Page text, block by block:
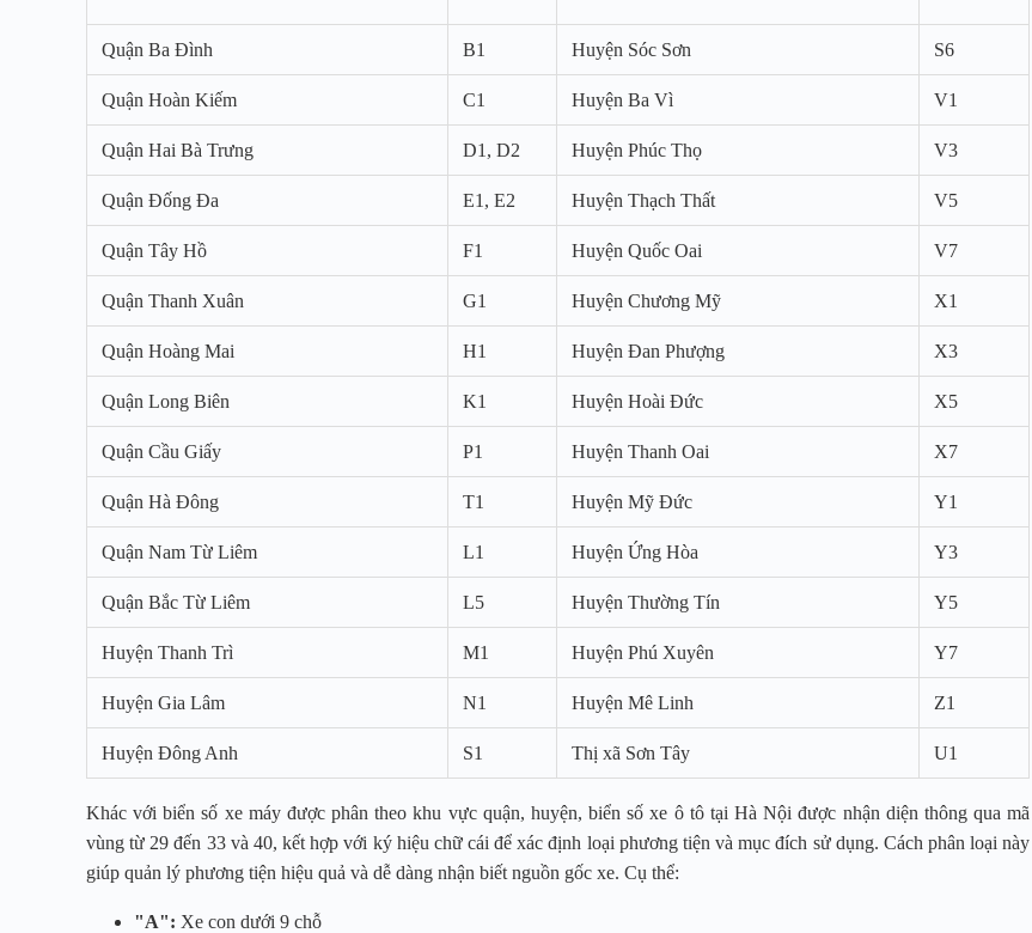
Quận Ba Đình B1 Huyện Sóc Sơn S6
Quận Hoàn Kiếm C1 Huyện Ba Vì V1
Quận Hai Bà Trưng D1, D2 Huyện Phúc Thọ V3
Quận Đống Đa E1, E2 Huyện Thạch Thất V5
Quận Tây Hồ F1 Huyện Quốc Oai V7
Quận Thanh Xuân G1 Huyện Chương Mỹ X1
Quận Hoàng Mai H1 Huyện Đan Phượng X3
Quận Long Biên K1 Huyện Hoài Đức X5
Quận Cầu Giấy P1 Huyện Thanh Oai X7
Quận Hà Đông T1 Huyện Mỹ Đức Y1
Quận Nam Từ Liêm L1 Huyện Ứng Hòa Y3
Quận Bắc Từ Liêm L5 Huyện Thường Tín Y5
Huyện Thanh Trì M1 Huyện Phú Xuyên Y7
Huyện Gia Lâm N1 Huyện Mê Linh Z1
Huyện Đông Anh S1 Thị xã Sơn Tây U1
Khác với biển số xe máy được phân theo khu vực quận, huyện, biển số xe ô tô tại Hà Nội được nhận diện thông qua mã
vùng từ 29 đến 33 và 40, kết hợp với ký hiệu chữ cái để xác định loại phương tiện và mục đích sử dụng. Cách phân loại này
giúp quản lý phương tiện hiệu quả và dễ dàng nhận biết nguồn gốc xe. Cụ thể:
"A": Xe con dưới 9 chỗ